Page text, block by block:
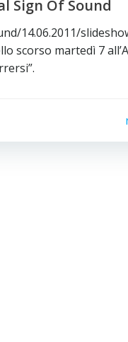
Sign Of Sound
14.06.2011/
scorso martedì 7